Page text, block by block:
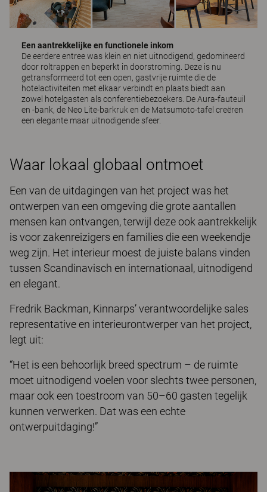
Een aantrekkelijke en functionele inkom
De eerdere entree was klein en niet uitnodigend, gedomineerd
door roltrappen en beperkt in doorstroming. Deze is nu
getransformeerd tot een open, gastvrije ruimte die de
hotelactiviteiten met elkaar verbindt en plaats biedt aan
zowel hotelgasten als conferentiebezoekers. DeAura-fauteuil
en -bank, de Neo Lite-barkruk en de Matsumoto-tafel creëren
een elegante maar uitnodigende sfeer.
Waar lokaal globaal ontmoet
Een van de uitdagingen van het project was het
ontwerpen van een omgeving die grote aantallen
mensen kan ontvangen, terwijl deze ook aantrekkelijk
is voor zakenreizigers en families die een weekendje
weg zijn. Het interieur moest de juiste balans vinden
tussen Scandinavisch en internationaal, uitnodigend
en elegant.
Fredrik Backman, Kinnarps’ verantwoordelijke sales
representative en interieurontwerper van het project,
legt uit:
“Het is een behoorlijk breed spectrum – de ruimte
moet uitnodigend voelen voor slechts twee personen,
maar ook een toestroom van 50–60 gasten tegelijk
kunnen verwerken. Dat was een echte
ontwerpuitdaging!”